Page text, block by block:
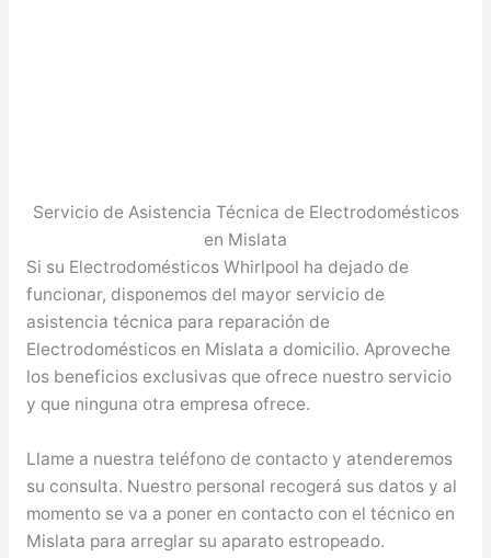
Servicio de Asistencia Técnica de Electrodomésticos
en Mislata
Si su Electrodomésticos Whirlpool ha dejado de
funcionar, disponemos del mayor servicio de
asistencia técnica para reparación de
Electrodomésticos en Mislata a domicilio. Aproveche
los beneficios exclusivas que ofrece nuestro servicio
y que ninguna otra empresa ofrece.
Llame a nuestra teléfono de contacto y atenderemos
su consulta. Nuestro personal recogerá sus datos y al
momento se va a poner en contacto con el técnico en
Mislata para arreglar su aparato estropeado.